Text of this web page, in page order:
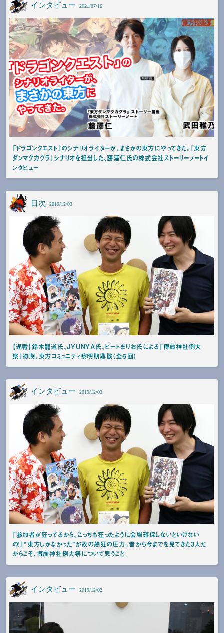
インタビュー 2021/07/16
「ドラゴンクエスト」のシナリオライターが、まさかの東方にやってきた。『東方
ダンマクカグラ』シナリオを担当した、藤澤仁氏の株式会社ストーリーノートイ
ンタビュー
目次 2019/12/03
【連載】鈴木龍道氏、JYUNYA氏、ビートまりお氏による「博麗神社例大
祭」初期、東方コミュニティ黎明期鼎談（全６回）
インタビュー 2019/12/03
「参加者が狂ってるから、こっちも狂ったように会場確保しないといけない
の！」“東方しかなかった”が故の熱狂の圧力。昔から今までを見てきた3人だ
からこそ、博麗神社例大祭について思うこと
インタビュー 2019/12/02